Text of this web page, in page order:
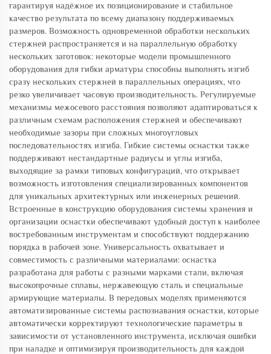
гарантируя надёжное их позиционирование и стабильное
качество результата по всему диапазону поддерживаемых
размеров. Возможность одновременной обработки нескольких
стержней распространяется и на параллельную обработку
нескольких заготовок: некоторые модели промышленного
оборудования для гибки арматуры способны выполнять изгиб
сразу нескольких стержней в параллельных операциях, что
резко увеличивает часовую производительность. Регулируемые
механизмы межосевого расстояния позволяют адаптироваться к
различным схемам расположения стержней и обеспечивают
необходимые зазоры при сложных многоугловых
последовательностях изгиба. Гибкие системы оснастки также
поддерживают нестандартные радиусы и углы изгиба,
выходящие за рамки типовых конфигураций, что открывает
возможность изготовления специализированных компонентов
для уникальных архитектурных или инженерных решений.
Встроенные в конструкцию оборудования системы хранения и
организации оснастки обеспечивают удобный доступ к наиболее
востребованным инструментам и способствуют поддержанию
порядка в рабочей зоне. Универсальность охватывает и
совместимость с различными материалами: оснастка
разработана для работы с разными марками стали, включая
высокопрочные сплавы, нержавеющую сталь и специальные
армирующие материалы. В передовых моделях применяются
автоматизированные системы распознавания оснастки, которые
автоматически корректируют технологические параметры в
зависимости от установленного инструмента, исключая ошибки
при наладке и оптимизируя производительность для каждой